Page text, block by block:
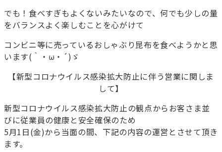
でも！食べすぎもよくないみたいなので、何でも少しの量
をバランスよく楽しむことを心がけて
コンビニ等に売っているおしゃぶり昆布を食べようかと思
います(｀・ω・´)ゞ
【新型コロナウイルス感染拡大防止に伴う営業に関しま
して】
新型コロナウイルス感染拡大防止の観点からお客さま並
びに従業員の健康と安全確保のため
5月1日(金)から当面の間、下記の内容の運営とさせて頂き
ます。